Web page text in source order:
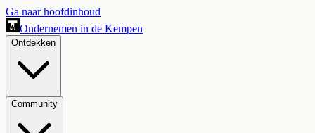
Ga naar hoofdinhoud
Ondernemen in de Kempen
Ontdekken
Community